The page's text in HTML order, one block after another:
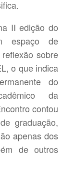
II edição do
espaço de
sobre
o que indica
do
da
contou
graduação,
apenas dos
de outros